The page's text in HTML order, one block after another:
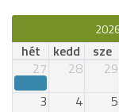
hét kedd sze
27
28 29
3
4 5